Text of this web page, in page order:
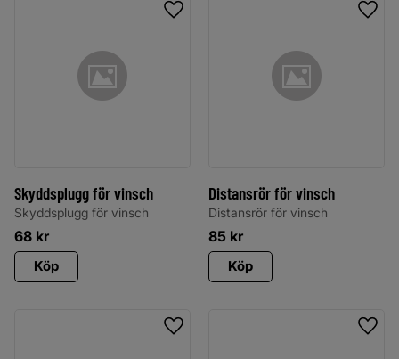
Skyddsplugg för vinsch
Skyddsplugg för vinsch
68 kr
Lägg till i favoriter
Köp
Distansrör för vinsch
Distansrör för vinsch
85 kr
Köp
Lägg till i favoriter